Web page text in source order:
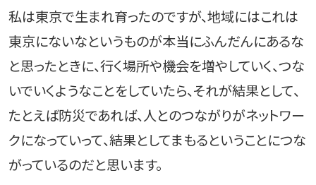
私は東京で生まれ育ったのですが、地域にはこれは
東京にないなというものが本当にふんだんにあるな
と思ったときに、行く場所や機会を増やしていく、つな
いでいくようなことをしていたら、それが結果として、
たとえば防災であれば、人とのつながりがネットワー
クになっていって、結果としてまもるということにつな
がっているのだと思います。